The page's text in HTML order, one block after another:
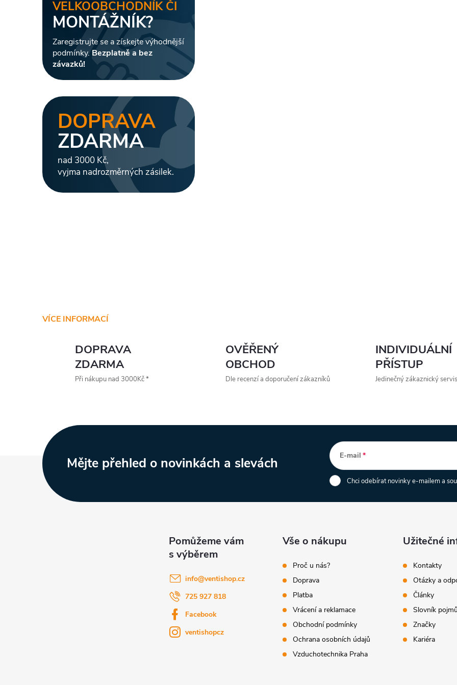
VELKOOBCHODNÍK ČI
MONTÁŽNÍK?
Zaregistrujte se a získejte výhodnější
podmínky.Bezplatně a bez
závazků!
DOPRAVA
ZDARMA
nad 3000 Kč,
vyjma nadrozměrných zásilek.
VÍCE INFORMACÍ
DOPRAVA
ZDARMA
Při nákupu nad 3000Kč *
OVĚŘENÝ
OBCHOD
Dle recenzí a doporučení zákazníků
INDIVIDUÁLNÍ
PŘÍSTUP
Jedinečný zákaznický servis
Mějte přehled o novinkách a slevách E-mail
Chci odebírat novinky e-mailem a
info@ventishop.cz
725 927 818
Facebook
ventishopcz
Vše o nákupu
Proč u nás?
Doprava
Platba
Vrácení a reklamace
Obchodní podmínky
Ochrana osobních údajů
Vzduchotechnika Praha
Užitečné
Kontakty
Otázky a
Články
Slovník
Značky
Kariéra